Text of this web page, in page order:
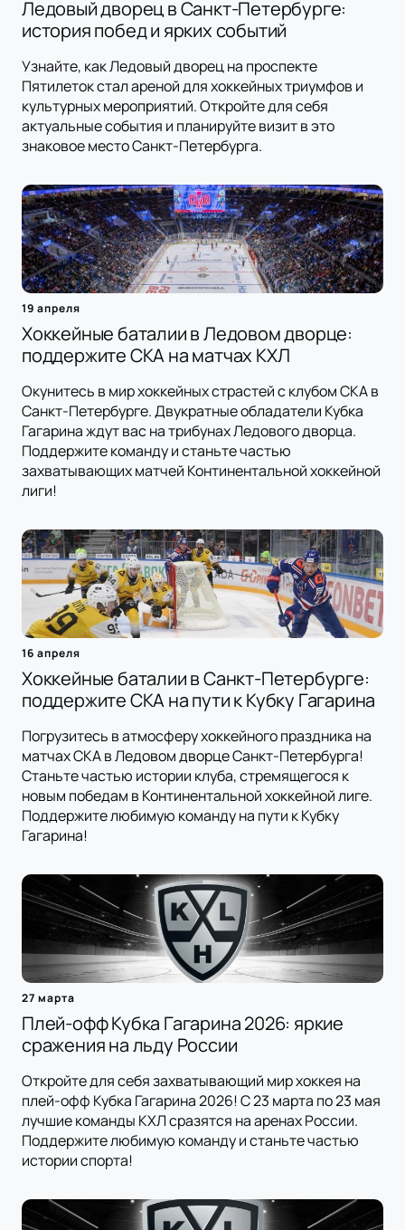
Ледовый дворец в Санкт-Петербурге:
история побед и ярких событий
Узнайте, как Ледовый дворец на проспекте
Пятилеток стал ареной для хоккейных триумфов и
культурных мероприятий. Откройте для себя
актуальные события и планируйте визит в это
знаковое место Санкт-Петербурга.
19 апреля
Хоккейные баталии в Ледовом дворце:
поддержите СКА на матчах КХЛ
Окунитесь в мир хоккейных страстей с клубом СКА в
Санкт-Петербурге. Двукратные обладатели Кубка
Гагарина ждут вас на трибунах Ледового дворца.
Поддержите команду и станьте частью
захватывающих матчей Континентальной хоккейной
лиги!
16 апреля
Хоккейные баталии в Санкт-Петербурге:
поддержите СКА на пути к Кубку Гагарина
Погрузитесь в атмосферу хоккейного праздника на
матчах СКА в Ледовом дворце Санкт-Петербурга!
Станьте частью истории клуба, стремящегося к
новым победам в Континентальной хоккейной лиге.
Поддержите любимую команду на пути к Кубку
Гагарина!
27 марта
Плей-офф Кубка Гагарина 2026: яркие
сражения на льду России
Откройте для себя захватывающий мир хоккея на
плей-офф Кубка Гагарина 2026! С 23 марта по 23 мая
лучшие команды КХЛ сразятся на аренах России.
Поддержите любимую команду и станьте частью
истории спорта!